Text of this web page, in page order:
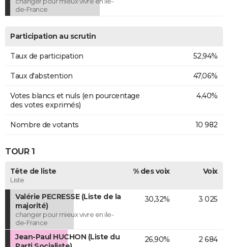
de-France
Participation au scrutin
Taux de participation 52,94%
Taux d'abstention 47,06%
Votes blancs et nuls (en pourcentage
des votes exprimés)
4,40%
Nombre de votants 10 982
TOUR 1
Tête de liste
Liste
% des voix Voix
Valérie PECRESSE (Liste de la
majorité)
changer pour mieux vivre en ile-
de-France
30,32% 3 025
Jean-Paul HUCHON (Liste du
26,90% 2 684